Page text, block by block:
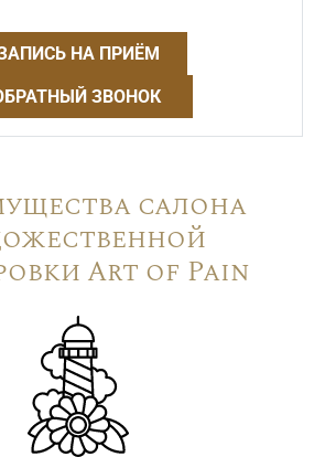
НА ПРИЁМ
ЗВОНОК
салона
Art of Pain